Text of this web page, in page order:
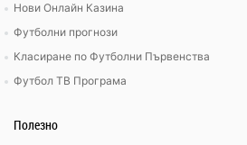
Нови Онлайн Казина
Футболни прогнози
Класиране по Футболни Първенства
Футбол ТВ Програма
Полезно